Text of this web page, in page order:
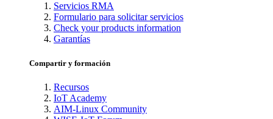
Servicios RMA
Formulario para solicitar servicios
Check your products information
Garantías
Compartir y formación
Recursos
IoT Academy
AIM-Linux Community